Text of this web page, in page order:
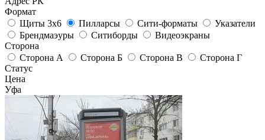
Формат
Щиты 3х6
Пилларсы Сити-форматы
Указатели
Брендмаэуры
Ситиборды
Видеоэкраны
Сторона
Сторона А
Сторона Б Сторона В
Сторона Г
Статус
Цена
Уфа